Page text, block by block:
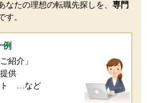
たの理想の転職先探しを、 専門
す。
例
紹介」
供
ト …など